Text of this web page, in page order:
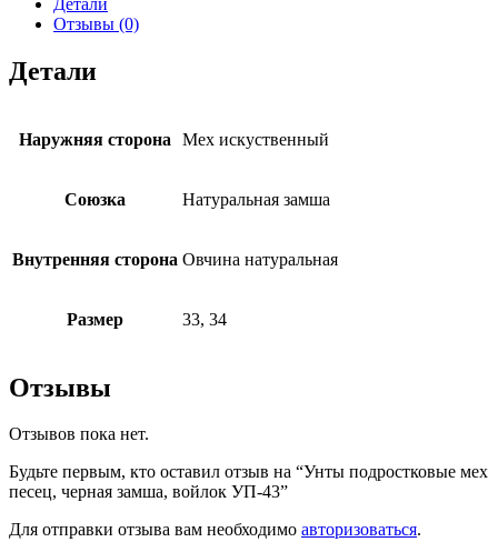
Отзывы (0)
Детали
Наружняя сторона Мех искуственный
Союзка Натуральная замша
Внутренняя сторона Овчина натуральная
Размер 33, 34
Отзывы
Отзывов пока нет.
Будьте первым, кто оставил отзыв на “Унты подростковые мех
песец, черная замша, войлок УП-43”
Для отправки отзыва вам необходимо авторизоваться.